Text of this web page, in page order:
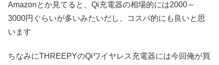
Amazonとか見てると、Qi充電器の相場的には2000～
3000円ぐらいが多いみたいだし、コスパ的にも良いと思
います
ちなみにTHREEPYのQiワイヤレス充電器には今回俺が買